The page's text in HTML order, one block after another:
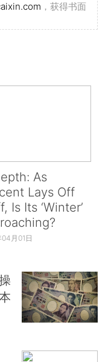
，获得书面
As
Lays Off
Is Its ‘Winter’
月01日